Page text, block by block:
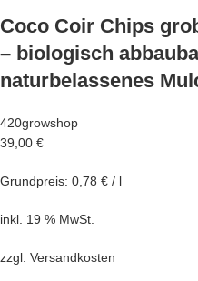
Coco Coir Chips
– biologisch
naturbelassenes
420growshop
39,00 €
Grundpreis: 0,78 € / l
inkl. 19 % MwSt.
zzgl. Versandkosten